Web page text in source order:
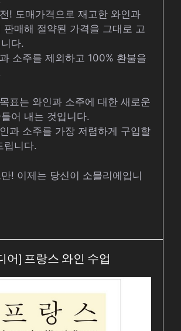
! 도매가격으로 재고한 와인과
판매해 절약된 가격을 그대로 고
다.
소주를 제외하고 100% 환불을
표는 와인과 소주에 대한 새로운
어 내는 것입니다.
과 소주를 가장 저렴하게 구입할
립니다.
! 이제는 당신이 소믈리에입니
어] 프랑스 와인 수업